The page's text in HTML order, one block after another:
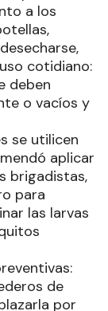
a los
cotidiano:
deben
o vacíos y
se utilicen
aplicar
brigadistas,
para
las larvas
de
por